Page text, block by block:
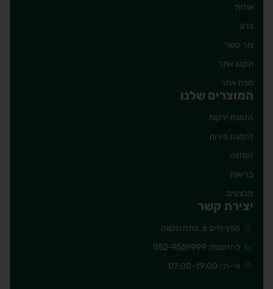
אודות
בלוג
צור קשר
תקנון אתר
מפת אתר
המוצרים שלנו
הזמנת ירקות
הזמנת פירות
המזווה
בריאות
מבצעים
יצירת קשר
חפץ חיים 6, פתח תקווה
להזמנות: 052-9559999
א׳-ה׳: 07:00-19:00